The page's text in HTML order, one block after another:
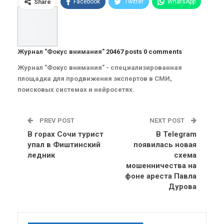
Share
Журнал "Фокус внимания" 20467 posts 0 comments
Журнал "Фокус внимания" - специализированная
площадка для продвижения экспертов в СМИ,
поисковых системах и нейросетях.
PREV POST
В горах Сочи турист
упал в Фиштинский
ледник
NEXT POST
В Telegram
появилась новая
схема
мошенничества на
фоне ареста Павла
Дурова